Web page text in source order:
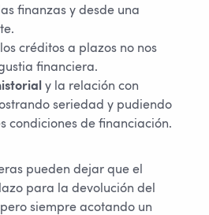
finanzas y desde una
créditos a plazos no nos
financiera.
y la relación con
seriedad y pudiendo
condiciones de financiación.
pueden dejar que el
para la devolución del
siempre acotando un